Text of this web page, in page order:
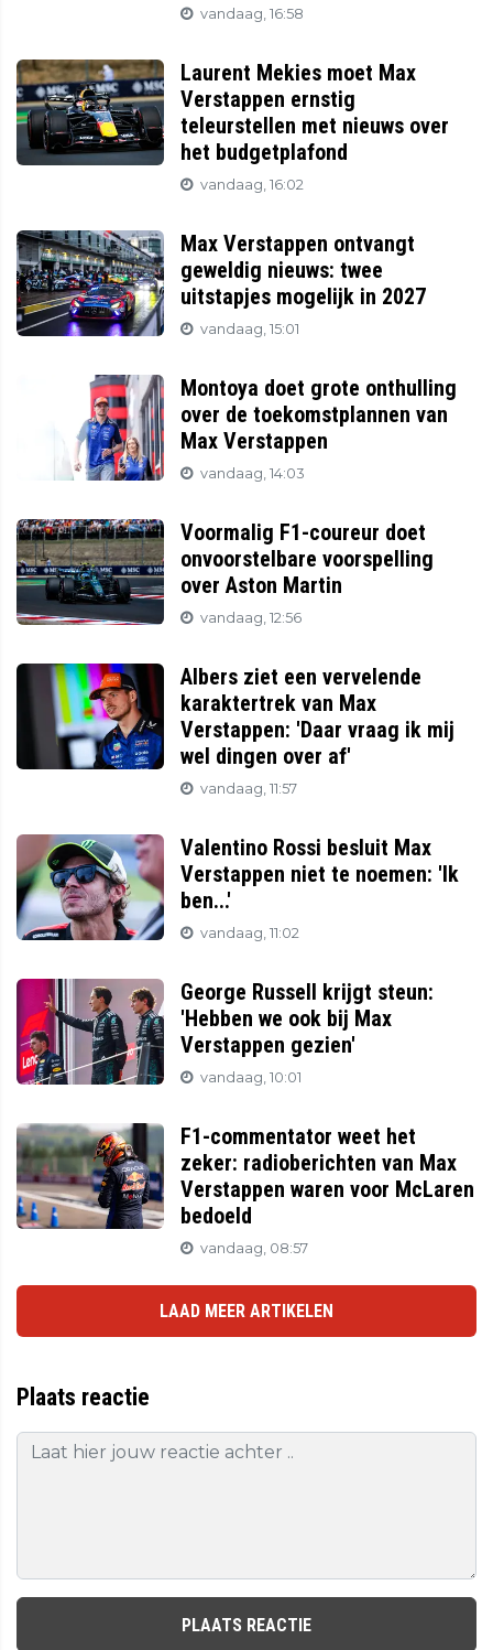
vandaag, 16:58
Laurent Mekies moet Max
Verstappen ernstig
teleurstellen met nieuws over
het budgetplafond
vandaag, 16:02
Max Verstappen ontvangt
geweldig nieuws: twee
uitstapjes mogelijk in 2027
vandaag, 15:01
Montoya doet grote onthulling
over de toekomstplannen van
Max Verstappen
vandaag, 14:03
Voormalig F1-coureur doet
onvoorstelbare voorspelling
over Aston Martin
vandaag, 12:56
Albers ziet een vervelende
karaktertrek van Max
Verstappen: 'Daar vraag ik mij
wel dingen over af'
vandaag, 11:57
Valentino Rossi besluit Max
Verstappen niet te noemen: 'Ik
ben...'
vandaag, 11:02
George Russell krijgt steun:
'Hebben we ook bij Max
Verstappen gezien'
vandaag, 10:01
F1-commentator weet het
zeker: radioberichten van Max
Verstappen waren voor McLaren
bedoeld
vandaag, 08:57
LAAD MEER ARTIKELEN
Plaats reactie
PLAATS REACTIE